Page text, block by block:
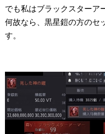
でも私はブラックスターア
何故なら、黒星鎧の方のセ
す。